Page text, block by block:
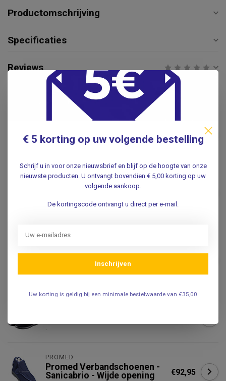
Productomschrijving
Specificaties
Reviews
Gerelateerde producten
Verband/Gipsschoen -
.
€24,95
PROMED
Promed Verbandschoenen -
Theramed D3 - open sandaal
model
Promed Sanisoft -
Verbandschoenen -
lichtgewicht
.
PROMED
Promed Verbandschoenen -
Sanicabrio - Wijde opening
€92,95
€ 5 korting op uw volgende bestelling
Schrijf u in voor onze nieuwsbrief en blijf op de hoogte van onze
nieuwste producten. U ontvangt bovendien € 5,00 korting op uw
volgende aankoop.
De kortingscode ontvangt u direct per e-mail.
Inschrijven
Uw korting is geldig bij een minimale bestelwaarde van €35,00